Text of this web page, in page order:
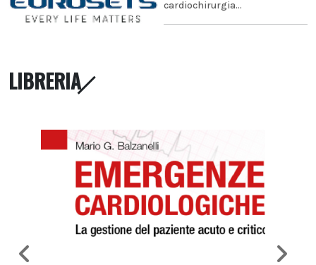
cardiochirurgia...
LIBRERIA